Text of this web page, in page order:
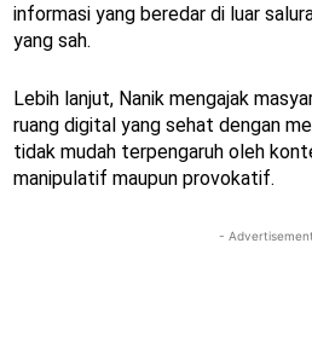
informasi yang beredar di luar
yang sah.
Lebih lanjut, Nanik mengajak
ruang digital yang sehat dengan
tidak mudah terpengaruh oleh
manipulatif maupun provokatif.
-